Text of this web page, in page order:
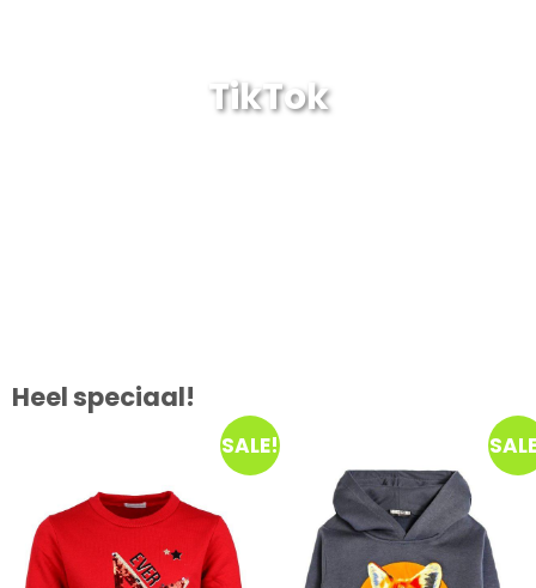
TikTok
Heel speciaal!
SALE!